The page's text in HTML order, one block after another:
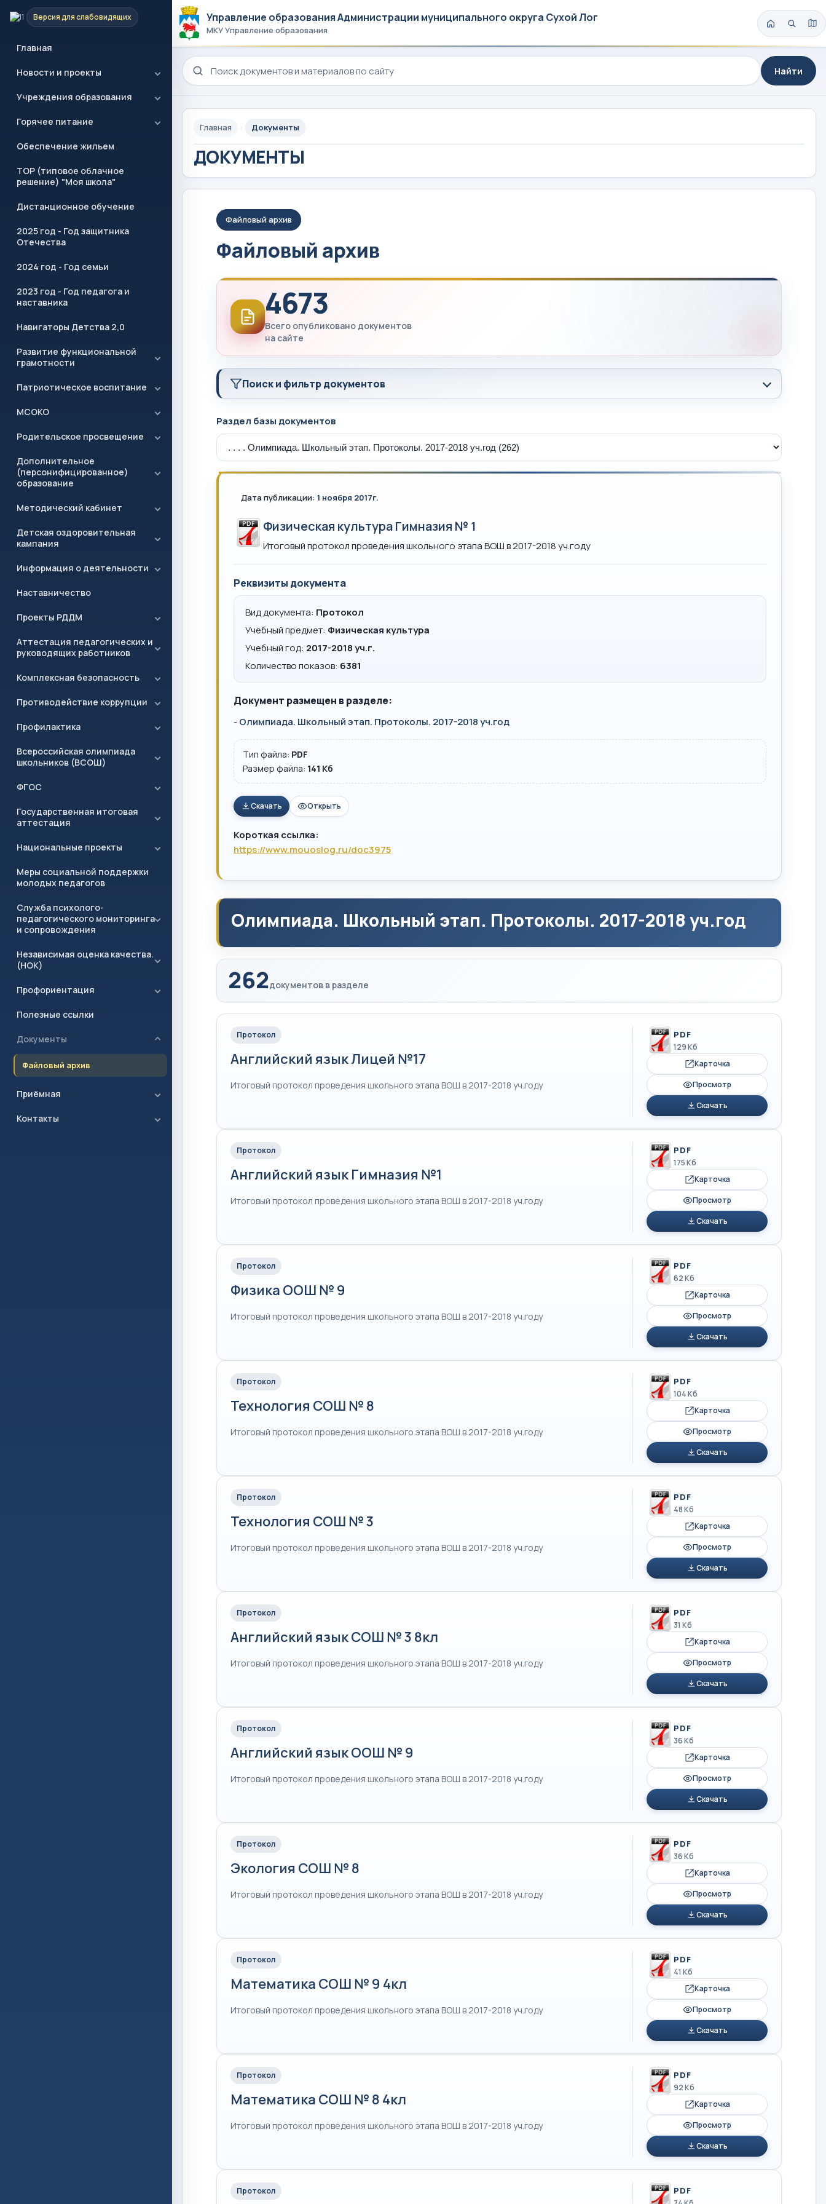
Версия для слабовидящих
Главная
Новости и проекты
Учреждения образования
Горячее питание
Обеспечение жильем
ТОР (типовое облачное
решение) "Моя школа"
Дистанционное обучение
2025 год - Год защитника
Отечества
2024 год - Год семьи
2023 год - Год педагога и
наставника
Навигаторы Детства 2,0
Развитие функциональной
грамотности
Патриотическое воспитание
МСОКО
Родительское просвещение
Дополнительное
(персонифицированное)
образование
Методический кабинет
Детская оздоровительная
кампания
Информация о деятельности
Наставничество
Проекты РДДМ
Аттестация педагогических и
руководящих работников
Комплексная безопасность
Противодействие коррупции
Профилактика
Всероссийская олимпиада
школьников (ВСОШ)
ФГОС
Государственная итоговая
аттестация
Национальные проекты
Меры социальной поддержки
молодых педагогов
Служба психолого-
педагогического мониторинга
и сопровождения
Независимая оценка качества.
(НОК)
Профориентация
Полезные ссылки
Документы
Файловый архив
Приёмная
Контакты
Управление образования Администрации муниципального округа Сухой Лог
МКУ Управление образования
Поиск по сайту
Найти
Главная Документы
ДОКУМЕНТЫ
Файловый архив
Файловый архив
4673
Всего опубликовано документов
на сайте
Поиск и фильтр документов
Раздел базы документов
Дата публикации: 1 ноября 2017г.
Физическая культура Гимназия № 1
Итоговый протокол проведения школьного этапа ВОШ в 2017-2018 уч.году
Реквизиты документа
Вид документа: Протокол
Учебный предмет: Физическая культура
Учебный год: 2017-2018 уч.г.
Количество показов: 6381
Документ размещен в разделе:
-Олимпиада. Школьный этап. Протоколы. 2017-2018 уч.год
Тип файла: PDF
Размер файла: 141 Кб
Скачать Открыть
Короткая ссылка:
https://www.mouoslog.ru/doc3975
Олимпиада. Школьный этап. Протоколы. 2017-2018 уч.год
262документов в разделе
Протокол
Английский язык Лицей №17
Итоговый протокол проведения школьного этапа ВОШ в 2017-2018 уч.году
PDF
129 Кб
Карточка
Просмотр
Скачать
Протокол
Английский язык Гимназия №1
Итоговый протокол проведения школьного этапа ВОШ в 2017-2018 уч.году
PDF
175 Кб
Карточка
Просмотр
Скачать
Протокол
Физика ООШ № 9
Итоговый протокол проведения школьного этапа ВОШ в 2017-2018 уч.году
PDF
62 Кб
Карточка
Просмотр
Скачать
Протокол
Технология СОШ № 8
Итоговый протокол проведения школьного этапа ВОШ в 2017-2018 уч.году
PDF
104 Кб
Карточка
Просмотр
Скачать
Протокол
Технология СОШ № 3
Итоговый протокол проведения школьного этапа ВОШ в 2017-2018 уч.году
PDF
48 Кб
Карточка
Просмотр
Скачать
Протокол
Английский язык СОШ № 3 8кл
Итоговый протокол проведения школьного этапа ВОШ в 2017-2018 уч.году
PDF
31 Кб
Карточка
Просмотр
Скачать
Протокол
Английский язык ООШ № 9
Итоговый протокол проведения школьного этапа ВОШ в 2017-2018 уч.году
PDF
36 Кб
Карточка
Просмотр
Скачать
Протокол
Экология СОШ № 8
Итоговый протокол проведения школьного этапа ВОШ в 2017-2018 уч.году
PDF
36 Кб
Карточка
Просмотр
Скачать
Протокол
Математика СОШ № 9 4кл
Итоговый протокол проведения школьного этапа ВОШ в 2017-2018 уч.году
PDF
41 Кб
Карточка
Просмотр
Скачать
Протокол
Математика СОШ № 8 4кл
Итоговый протокол проведения школьного этапа ВОШ в 2017-2018 уч.году
PDF
92 Кб
Карточка
Просмотр
Скачать
Протокол PDF